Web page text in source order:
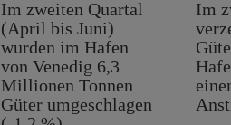
Im zweiten Quartal
(April bis Juni)
wurden im Hafen
von Venedig 6,3
Millionen Tonnen
Güter umgeschlagen
Im